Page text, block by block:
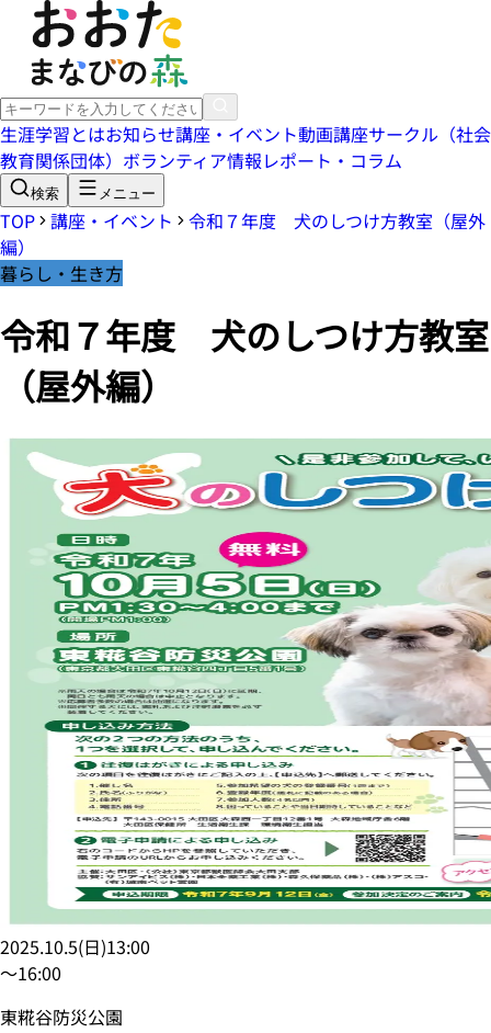
生涯学習とはお知らせ講座・イベント動画講座サークル（社会
教育関係団体） ボランティア情報レポート・コラム
検索 メニュー
TOP 講座・イベント
令和７年度 犬のしつけ方教室（屋外
編）
暮らし・生き方
令和７年度 犬のしつけ方教室
（屋外編）
2025.10.5(日)13:00
〜16:00
東糀谷防災公園